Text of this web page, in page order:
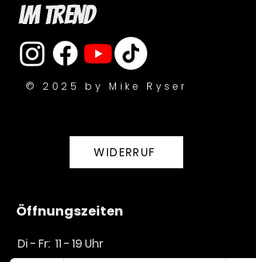
im Trend
© 2025 by Mike Ryser
WIDERRUF
Öffnungszeiten
Di - Fr: 11 - 19 Uhr